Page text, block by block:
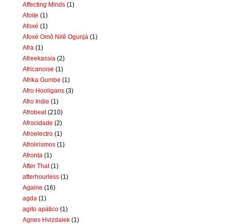
Affecting Minds (1)
Afoite (1)
Afoxé (1)
Afoxé Omô Nilê Ogunjá (1)
Afra (1)
Afreekassia (2)
Africanoise (1)
Afrika Gumbe (1)
Afro Hooligans (3)
Afro Indie (1)
Afrobeat (210)
Afrocidade (2)
Afroelectro (1)
Afrolirismos (1)
Afronta (1)
After That (1)
afterhourless (1)
Againe (16)
agda (1)
agito apático (1)
Agnes Hvizdalek (1)